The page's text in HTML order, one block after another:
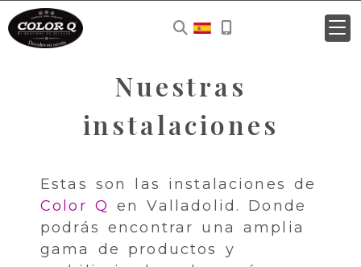
Nuestras
instalaciones
Estas son las instalaciones de
Color Q en Valladolid. Donde
podrás encontrar una amplia
gama de productos y